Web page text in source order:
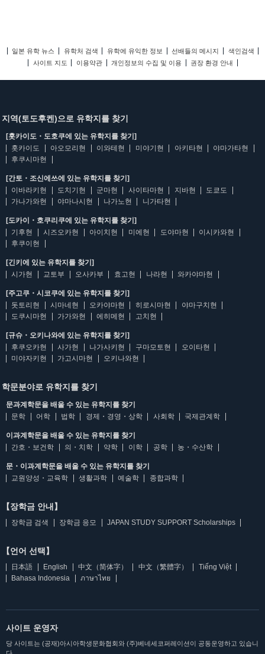
일본 유학 뉴스 유학처 검색 유학에 유익한 정보 선배들의 메시지
색인검색
사이트 지도
이용약관 개인정보의 수집 및 이용 권장 환경 안내
지역(토도후켄)으로 유학지를 찾기
[홋카이도・도호쿠에 있는 유학지를 찾기]
홋카이도
아오모리현 이와테현 미야기현 아키타현
야마가타현
후쿠시마현
[간토・조신에쓰에 있는 유학지를 찾기]
이바라키현
도치기현 군마현 사이타마현 지바현
도쿄도
가나가와현
야마나시현 나가노현 니가타현
[도카이・호쿠리쿠에 있는 유학지를 찾기]
기후현
시즈오카현 아이치현 미에현 도야마현
이시카와현
후쿠이현
[긴키에 있는 유학지를 찾기]
시가현
교토부 오사카부 효고현 나라현 와카야마현
[주고쿠・시코쿠에 있는 유학지를 찾기]
돗토리현
시마네현 오카야마현 히로시마현
야마구치현
도쿠시마현
가가와현 에히메현 고치현
[규슈・오키나와에 있는 유학지를 찾기]
후쿠오카현
사가현 나가사키현 구마모토현
오이타현
미야자키현
가고시마현 오키나와현
학문분야로 유학지를 찾기
문과계학문을 배울 수 있는 유학지를 찾기
문학
어학 법학 경제・경영・상학 사회학 국제관계학
이과계학문을 배울 수 있는 유학지를 찾기
간호・보건학
의・치학 약학 이학 공학 농・수산학
문・이과계학문을 배울 수 있는 유학지를 찾기
교원양성・교육학
생활과학 예술학 종합과학
【장학금 안내】
장학금 검색 장학금 응모 JAPAN STUDY SUPPORT Scholarships
【언어 선택】
日本語 English 中文（简体字） 中文（繁體字）
Tiếng Việt
Bahasa Indonesia
ภาษาไทย
사이트 운영자
당 사이트는 (공재)아시아학생문화협회와 (주)베네세코퍼레이션이 공동운영하고 있습니